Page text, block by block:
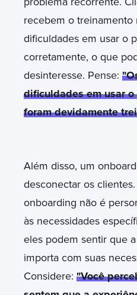
recebem o
dificuldades em usar o
corretamente, o que
desinteresse. Pense:
dificuldades em usar
foram devidamente
Além disso, um
desconectar os
onboarding não é
às necessidades
eles podem sentir que
importa com suas
Considere: "Você